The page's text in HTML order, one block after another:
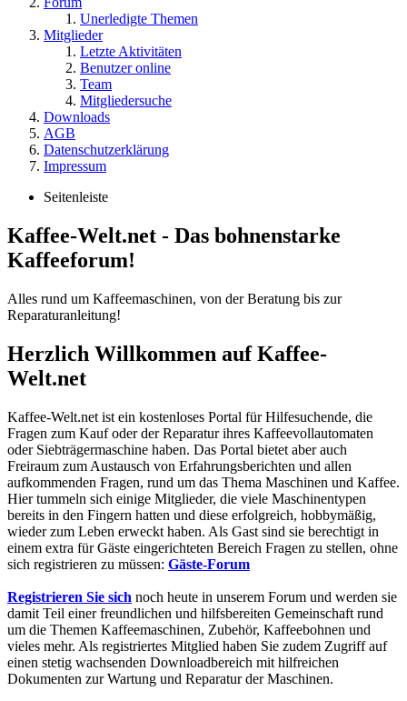
Unerledigte Themen
Mitglieder
Letzte Aktivitäten
Benutzer online
Team
Mitgliedersuche
Downloads
AGB
Datenschutzerklärung
Impressum
Seitenleiste
Kaffee-Welt.net - Das bohnenstarke
Kaffeeforum!
Alles rund um Kaffeemaschinen, von der Beratung bis zur
Reparaturanleitung!
Herzlich Willkommen auf Kaffee-
Welt.net
Kaffee-Welt.net ist ein kostenloses Portal für Hilfesuchende, die
Fragen zum Kauf oder der Reparatur ihres Kaffeevollautomaten
oder Siebträgermaschine haben. Das Portal bietet aber auch
Freiraum zum Austausch von Erfahrungsberichten und allen
aufkommenden Fragen, rund um das Thema Maschinen und Kaffee.
Hier tummeln sich einige Mitglieder, die viele Maschinentypen
bereits in den Fingern hatten und diese erfolgreich, hobbymäßig,
wieder zum Leben erweckt haben. Als Gast sind sie berechtigt in
einem extra für Gäste eingerichteten Bereich Fragen zu stellen, ohne
sich registrieren zu müssen: Gäste-Forum
Registrieren Sie sich noch heute in unserem Forum und werden sie
damit Teil einer freundlichen und hilfsbereiten Gemeinschaft rund
um die Themen Kaffeemaschinen, Zubehör, Kaffeebohnen und
vieles mehr. Als registriertes Mitglied haben Sie zudem Zugriff auf
einen stetig wachsenden Downloadbereich mit hilfreichen
Dokumenten zur Wartung und Reparatur der Maschinen.